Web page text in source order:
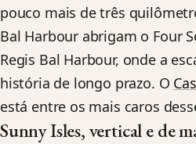
pouco mais de três
Bal Harbour abrigam o Four
Regis Bal Harbour, onde a
história de longo prazo. O
está entre os mais caros
Sunny Isles, vertical e de